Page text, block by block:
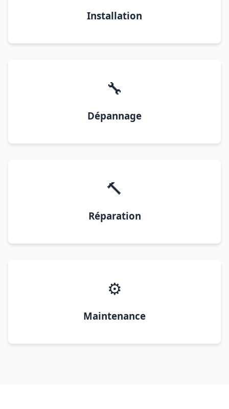
Installation
🔧
Dépannage
🔨
Réparation
⚙️
Maintenance